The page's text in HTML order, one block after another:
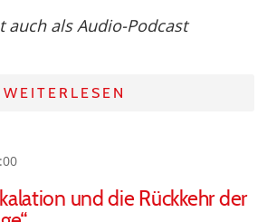
auch als Audio-Podcast
WEITERLESEN
und die Rückkehr der